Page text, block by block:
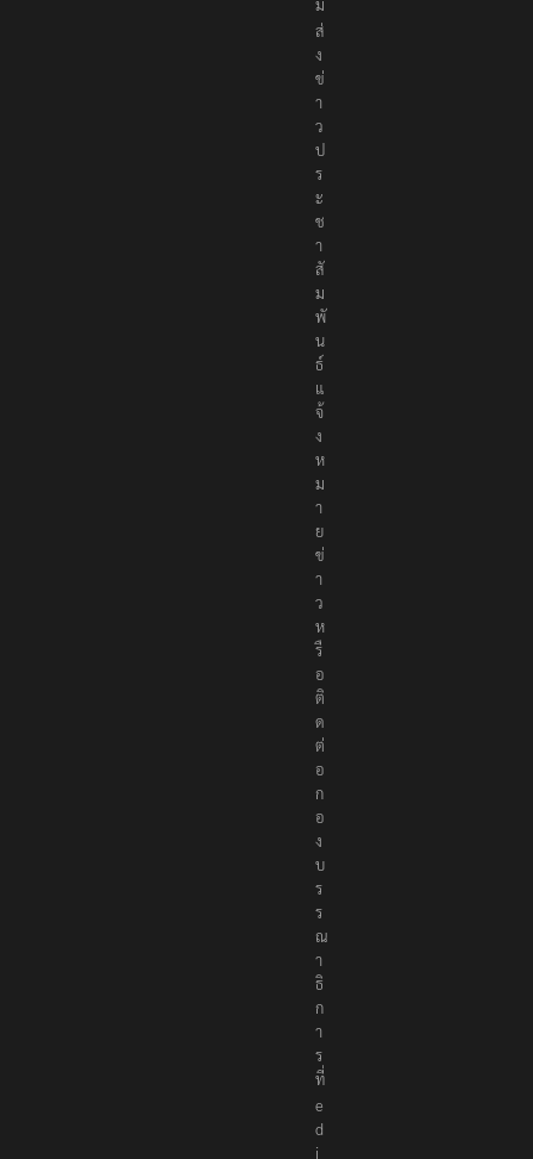
ม
ส่
ง
ข่
า
ว
ป
ร
ะ
ช
า
สั
ม
พั
น
ธ์
แ
จ้
ง
ห
ม
า
ย
ข่
า
ว
ห
รื
อ
ติ
ด
ต่
อ
ก
อ
ง
บ
ร
ร
ณ
า
ธิ
ก
า
ร
ที่
e
d
i